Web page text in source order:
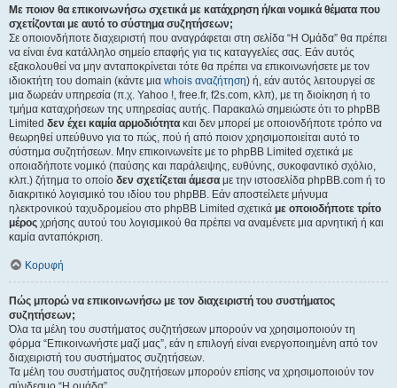
Με ποιον θα επικοινωνήσω σχετικά με κατάχρηση ή/και νομικά θέματα που
σχετίζονται με αυτό το σύστημα συζητήσεων;
Σε οποιονδήποτε διαχειριστή που αναγράφεται στη σελίδα “Η Ομάδα” θα πρέπει
να είναι ένα κατάλληλο σημείο επαφής για τις καταγγελίες σας. Εάν αυτός
εξακολουθεί να μην ανταποκρίνεται τότε θα πρέπει να επικοινωνήσετε με τον
ιδιοκτήτη του domain (κάντε μια whois αναζήτηση) ή, εάν αυτός λειτουργεί σε
μια δωρεάν υπηρεσία (π.χ. Yahoo !, free.fr, f2s.com, κλπ), με τη διοίκηση ή το
τμήμα καταχρήσεων της υπηρεσίας αυτής. Παρακαλώ σημειώστε ότι το phpBB
Limited δεν έχει καμία αρμοδιότητα και δεν μπορεί με οποιονδήποτε τρόπο να
θεωρηθεί υπεύθυνο για το πώς, πού ή από ποιον χρησιμοποιείται αυτό το
σύστημα συζητήσεων. Μην επικοινωνείτε με το phpBB Limited σχετικά με
οποιαδήποτε νομικό (παύσης και παράλειψης, ευθύνης, συκοφαντικό σχόλιο,
κλπ.) ζήτημα το οποίο δεν σχετίζεται άμεσα με την ιστοσελίδα phpBB.com ή το
διακριτικό λογισμικό του ιδίου του phpBB. Εάν αποστείλετε μήνυμα
ηλεκτρονικού ταχυδρομείου στο phpBB Limited σχετικά με οποιοδήποτε τρίτο
μέρος χρήσης αυτού του λογισμικού θα πρέπει να αναμένετε μια αρνητική ή και
καμία ανταπόκριση.
Κορυφή
Πώς μπορώ να επικοινωνήσω με τον διαχειριστή του συστήματος
συζητήσεων;
Όλα τα μέλη του συστήματος συζητήσεων μπορούν να χρησιμοποιούν τη
φόρμα “Επικοινωνήστε μαζί μας”, εάν η επιλογή είναι ενεργοποιημένη από τον
διαχειριστή του συστήματος συζητήσεων.
Τα μέλη του συστήματος συζητήσεων μπορούν επίσης να χρησιμοποιούν τον